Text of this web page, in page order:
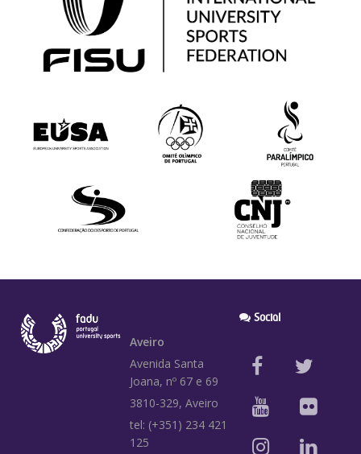
Aveiro
Avenida Santa
Joana, nº 67 e 69
3810-329, Aveiro
tel: (+351) 234 421
125
Social